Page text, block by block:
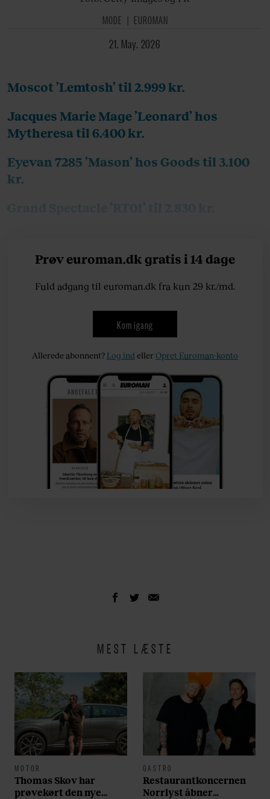
MODE EUROMAN
21. May. 2026
Moscot ’Lemtosh’ til 2.999 kr.
Jacques Marie Mage ’Leonard’ hos
Mytheresa til 6.400 kr.
Eyevan 7285 ’Mason’ hos Goods til 3.100
kr.
Grand Spectacle ’RT01’ til 2.830 kr.
Prøv euroman.dk gratis i 14 dage
Fuld adgang til euroman.dk fra kun 29 kr./md.
Kom igang
Allerede abonnent? Log ind ellerOpret Euroman-konto
MEST LÆSTE
MOTOR
Thomas Skov har
prøvekørt den nye
GASTRO
Restaurantkoncernen
Norrlyst åbner